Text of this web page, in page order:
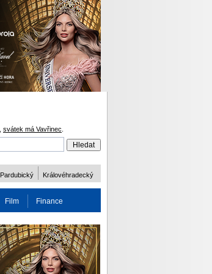
svátek má Vavřinec
Pardubický Královéhradecký
Film Finance
ODM 2016